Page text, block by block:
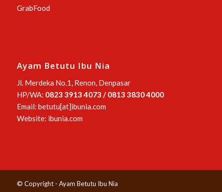
GrabFood
Ayam Betutu Ibu Nia
Jl. Merdeka No.1, Renon, Denpasar
HP/WA: 0823 3913 4073 / 0813 3830 4000
Email: betutu[at]ibunia.com
Website: ibunia.com
© Copyright - Ayam Betutu Ibu Nia